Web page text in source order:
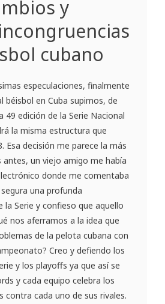
y
cubano
especulaciones, finalmente
béisbol en Cuba supimos, de
49 edición de la Serie Nacional
la misma estructura que
Esa decisión me parece la más
antes, un viejo amigo me había
donde me comentaba
una profunda
la Serie y confieso que aquello
nos aferramos a la idea que
de la pelota cubana con
Creo y defiendo los
y los playoffs ya que así se
y cada equipo celebra los
contra cada uno de sus rivales.